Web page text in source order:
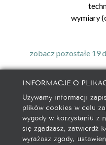
wymiary
zobacz pozostałe 19
85-078
INFORMACJE O
Używamy informacji
plików cookies w celu
wygody w korzystaniu z
się zgadzasz, zatwierdź
wyrażasz zgody,